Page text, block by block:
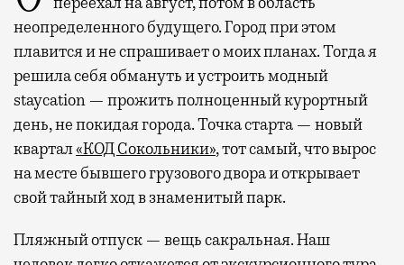
неопределенного будущего. Город при этом
плавится и не спрашивает о моих планах. Тогда я
решила себя обмануть и устроить модный
staycation — прожить полноценный курортный
день, не покидая города. Точка старта — новый
квартал«КОД Сокольники», тот самый, что вырос
на месте бывшего грузового двора и открывает
свой тайный ход в знаменитый парк.
Пляжный отпуск — вещь сакральная. Наш